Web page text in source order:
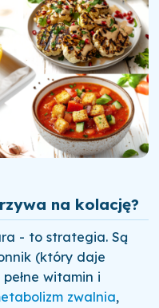
na kolację?
- to strategia. Są
(który daje
witamin i
zwalnia,